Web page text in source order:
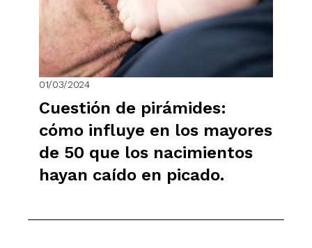
01/03/2024
Cuestión de pirámides:
cómo influye en los mayores
de 50 que los nacimientos
hayan caído en picado.